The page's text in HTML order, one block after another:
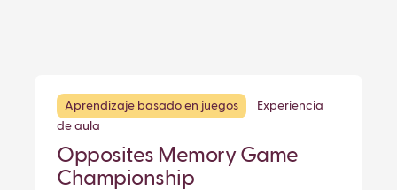
Aprendizaje basado en juegos
Experiencia
de aula
Opposites Memory Game
Championship